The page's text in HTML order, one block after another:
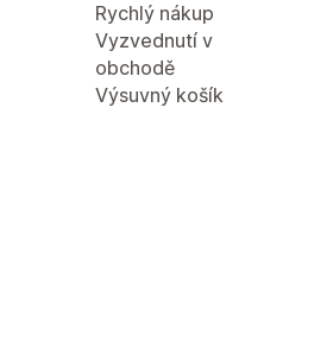
Rychlý nákup
Vyzvednutí v
obchodě
Výsuvný košík